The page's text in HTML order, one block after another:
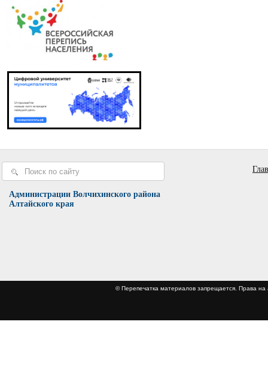
Администрации Волчихинского района
Алтайского края
© Перепечатка материалов запрещается.